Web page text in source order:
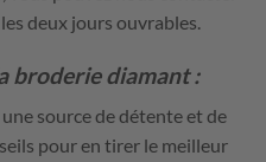
deux jours ouvrables.
broderie diamant :
source de détente et de
pour en tirer le meilleur